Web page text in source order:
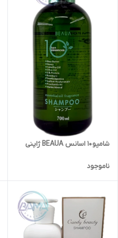
شامپو ۱۰ اسانس BEAUA ژاپنی
ناموجود